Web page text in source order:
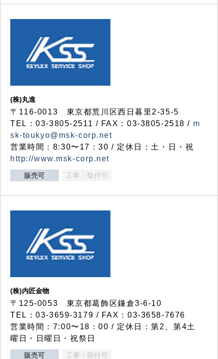
(株)丸進
〒116-0013 東京都荒川区西日暮里2-35-5
TEL：03-3805-2511 / FAX：03-3805-2518 / m
sk-toukyo@msk-corp.net
営業時間：8:30〜17：30 / 定休日：土・日・祝
http://www.msk-corp.net
販売可 工事・取付可
(株)内匠金物
〒125-0053 東京都葛飾区鎌倉3-6-10
TEL：03-3659-3179 / FAX：03-3658-7676
営業時間：7:00〜18：00 / 定休日：第2、第4土
曜日・日曜日・祝祭日
販売可 工事・取付可